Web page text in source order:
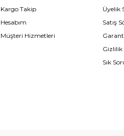
Kargo Takip
Hesabım
Müşteri Hizmetleri
Üyelik
Satış
Gizlilik
Sık